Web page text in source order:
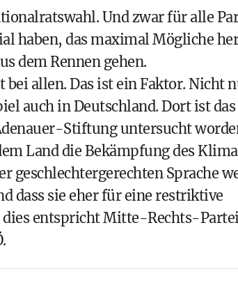
. Und zwar für alle
haben, das maximal Mögliche
dem Rennen gehen.
allen. Das ist ein Faktor. Nicht
auch in Deutschland. Dort ist
Stiftung untersucht
Land die Bekämpfung des
geschlechtergerechten Sprache
dass sie eher für eine restriktive
entspricht Mitte-Rechts-